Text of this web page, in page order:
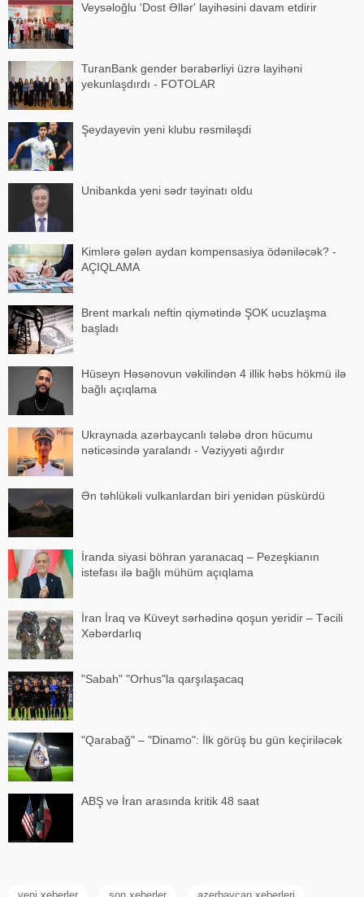
Veysəloğlu 'Dost Əllər' layihəsini davam etdirir
TuranBank gender bərabərliyi üzrə layihəni
yekunlaşdırdı - FOTOLAR
Şeydayevin yeni klubu rəsmiləşdi
Unibankda yeni sədr təyinatı oldu
Kimlərə gələn aydan kompensasiya ödəniləcək? -
AÇIQLAMA
Brent markalı neftin qiymətində ŞOK ucuzlaşma
başladı
Hüseyn Həsənovun vəkilindən 4 illik həbs hökmü ilə
bağlı açıqlama
Ukraynada azərbaycanlı tələbə dron hücumu
nəticəsində yaralandı - Vəziyyəti ağırdır
Ən təhlükəli vulkanlardan biri yenidən püskürdü
İranda siyasi böhran yaranacaq – Pezeşkianın
istefası ilə bağlı mühüm açıqlama
İran İraq və Küveyt sərhədinə qoşun yeridir – Təcili
Xəbərdarlıq
"Sabah" "Orhus"la qarşılaşacaq
"Qarabağ" – "Dinamo": İlk görüş bu gün keçiriləcək
ABŞ və İran arasında kritik 48 saat